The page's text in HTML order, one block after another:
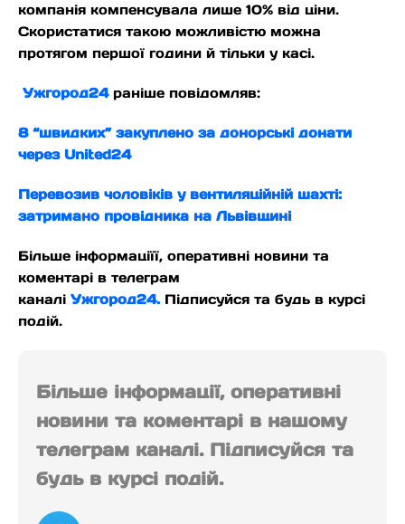
компанія компенсувала лише 10% від ціни.
Скористатися такою можливістю можна
протягом першої години й тільки у касі.
Ужгород24раніше повідомляв:
8 “швидких” закуплено за донорські донати
через United24
Перевозив чоловіків у вентиляційній шахті:
затримано провідника на Львівщині
Більше інформаціїї, оперативні новини та
коментарі в телеграм
каналі Ужгород24.Підписуйся та будь в курсі
подій.
Більше інформації, оперативні
новини та коментарі в нашому
телеграм каналі. Підписуйся та
будь в курсі подій.